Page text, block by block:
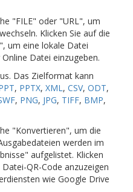
"FILE" oder "URL", um
Klicken Sie auf die
um eine lokale Datei
Datei einzugeben.
Das Zielformat kann
, PPTX, XML, CSV, ODT,
, PNG, JPG, TIFF, BMP,
"Konvertieren", um die
werden im
aufgelistet. Klicken
QR-Code anzuzeigen
wie Google Drive